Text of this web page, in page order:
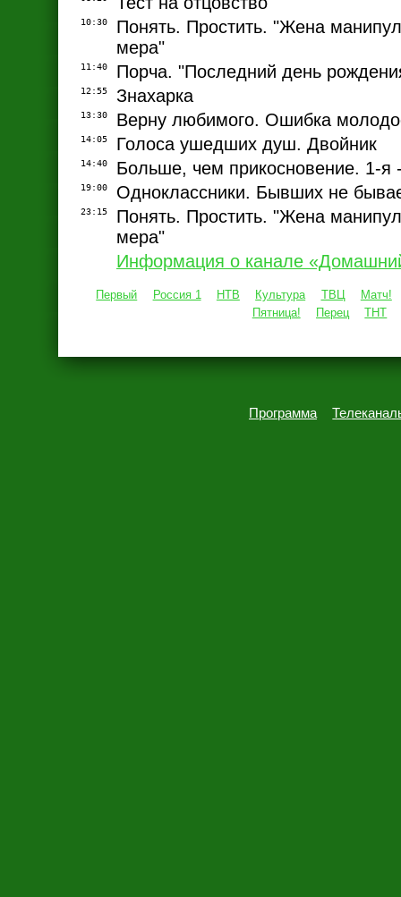
10:30
Понять. Простить. "Жена
мера"
11:40 Порча. "Последний день
12:55 Знахарка
13:30 Верну любимого. Ошибка
14:05 Голоса ушедших душ. Двойник
14:40 Больше, чем прикосновение. 1-я
19:00 Одноклассники. Бывших не
23:15
Понять. Простить. "Жена
мера"
Информация о канале
Первый Россия 1 НТВ Культура ТВЦ
Матч!
Пятница!
Перец ТНТ
Программа